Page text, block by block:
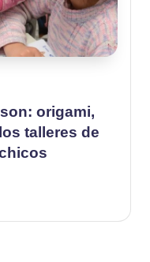
origami,
talleres de